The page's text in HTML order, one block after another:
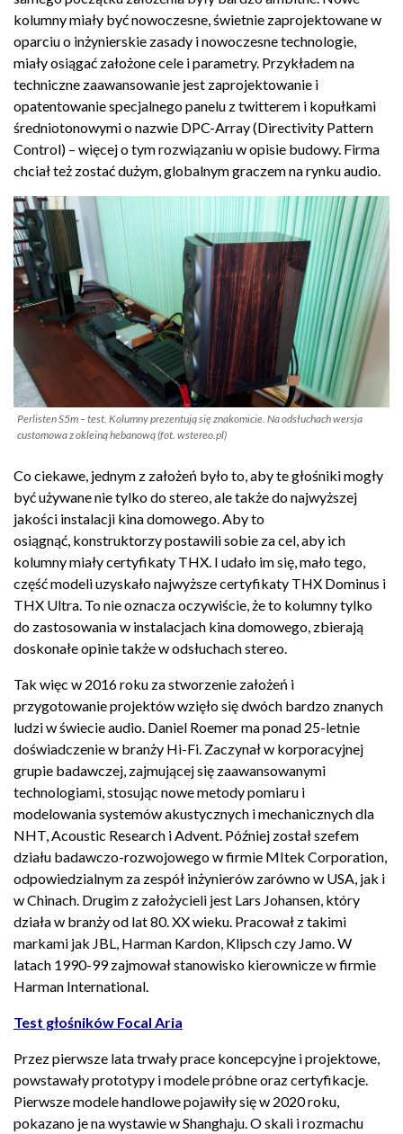
kolumny miały być nowoczesne, świetnie zaprojektowane w
oparciu o inżynierskie zasady i nowoczesne technologie,
miały osiągać założone cele i parametry. Przykładem na
techniczne zaawansowanie jest zaprojektowanie i
opatentowanie specjalnego panelu z twitterem i kopułkami
średniotonowymi o nazwie DPC-Array (Directivity Pattern
Control) – więcej o tym rozwiązaniu w opisie budowy. Firma
chciał też zostać dużym, globalnym graczem na rynku audio.
Perlisten S5m – test. Kolumny prezentują się znakomicie. Na odsłuchach wersja
customowa z okleiną hebanową (fot. wstereo.pl)
Co ciekawe, jednym z założeń było to, aby te głośniki mogły
być używane nie tylko do stereo, ale także do najwyższej
jakości instalacji kina domowego. Aby to
osiągnąć, konstruktorzy postawili sobie za cel, aby ich
kolumny miały certyfikaty THX. I udało im się, mało tego,
część modeli uzyskało najwyższe certyfikaty THX Dominus i
THX Ultra. To nie oznacza oczywiście, że to kolumny tylko
do zastosowania w instalacjach kina domowego, zbierają
doskonałe opinie także w odsłuchach stereo.
Tak więc w 2016 roku za stworzenie założeń i
przygotowanie projektów wzięło się dwóch bardzo znanych
ludzi w świecie audio. Daniel Roemer ma ponad 25-letnie
doświadczenie w branży Hi-Fi. Zaczynał w korporacyjnej
grupie badawczej, zajmującej się zaawansowanymi
technologiami, stosując nowe metody pomiaru i
modelowania systemów akustycznych i mechanicznych dla
NHT, Acoustic Research i Advent. Później został szefem
działu badawczo-rozwojowego w firmie MItek Corporation,
odpowiedzialnym za zespół inżynierów zarówno w USA, jak i
w Chinach. Drugim z założycieli jest Lars Johansen, który
działa w branży od lat 80. XX wieku. Pracował z takimi
markami jak JBL, Harman Kardon, Klipsch czy Jamo. W
latach 1990-99 zajmował stanowisko kierownicze w firmie
Harman International.
Test głośników Focal Aria
Przez pierwsze lata trwały prace koncepcyjne i projektowe,
powstawały prototypy i modele próbne oraz certyfikacje.
Pierwsze modele handlowe pojawiły się w 2020 roku,
pokazano je na wystawie w Shanghaju. O skali i rozmachu